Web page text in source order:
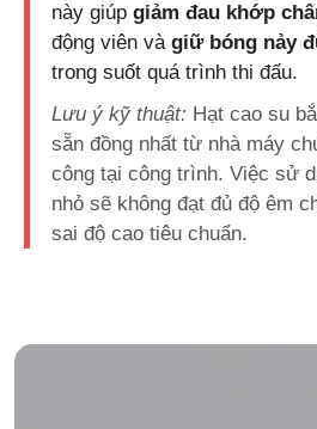
này giúp giảm đau khớp
động viên và giữ bóng nảy
trong suốt quá trình thi đấu.
Lưu ý kỹ thuật: Hạt cao su
sẵn đồng nhất từ nhà máy
công tại công trình. Việc sử
nhỏ sẽ không đạt đủ độ êm
sai độ cao tiêu chuẩn.